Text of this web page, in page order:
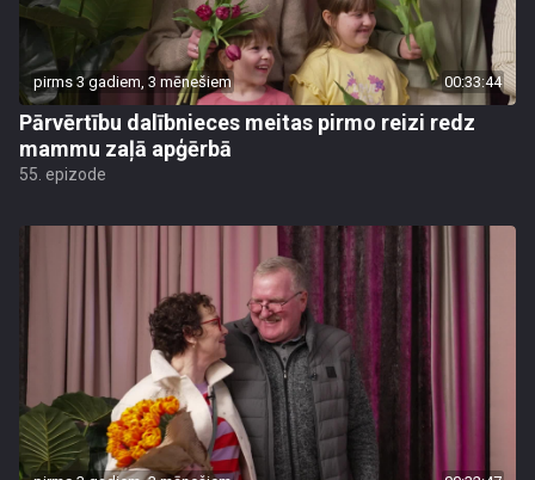
pirms 3 gadiem, 3 mēnešiem 00:33:44
Pārvērtību dalībnieces meitas pirmo reizi redz
mammu zaļā apģērbā
55. epizode